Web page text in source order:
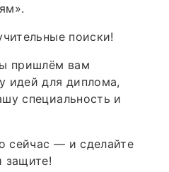
поиски!
пришлём вам
идей для диплома,
специальность и
сейчас — и сделайте
защите!